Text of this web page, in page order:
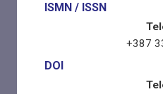
ISMN / ISSN
+387
DOI